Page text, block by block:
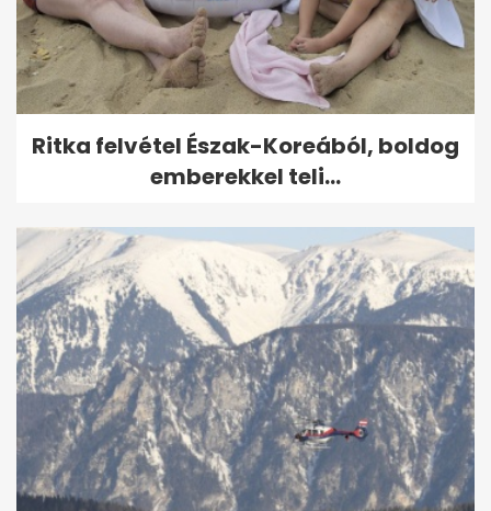
Ritka felvétel Észak-Koreából, boldog
emberekkel teli...